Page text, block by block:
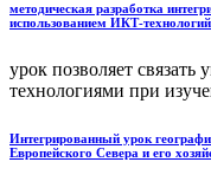
методическая разработка
использованием ИКТ-
урок позволяет
технологиями при
Интегрированный урок
Европейского Севера и его